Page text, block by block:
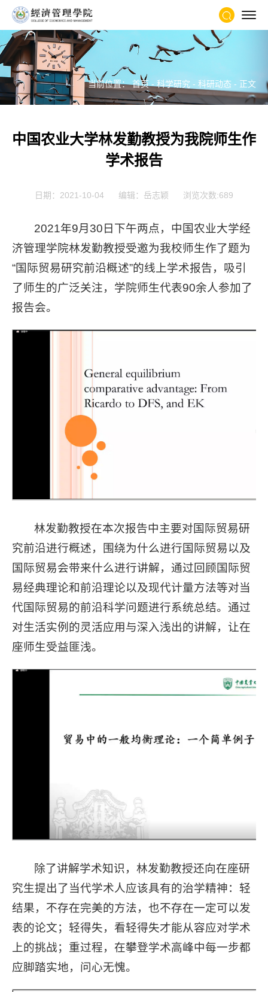
当前位置：首页- 科学研究 - 科研动态 - 正文
中国农业大学林发勤教授为我院师生作
学术报告
日期：2021-10-04 编辑：岳志颖 浏览次数:689
2021年9月30日下午两点，中国农业大学经
济管理学院林发勤教授受邀为我校师生作了题为
“国际贸易研究前沿概述”的线上学术报告，吸引
了师生的广泛关注，学院师生代表90余人参加了
报告会。
林发勤教授在本次报告中主要对国际贸易研
究前沿进行概述，围绕为什么进行国际贸易以及
国际贸易会带来什么进行讲解，通过回顾国际贸
易经典理论和前沿理论以及现代计量方法等对当
代国际贸易的前沿科学问题进行系统总结。通过
对生活实例的灵活应用与深入浅出的讲解，让在
座师生受益匪浅。
除了讲解学术知识，林发勤教授还向在座研
究生提出了当代学术人应该具有的治学精神：轻
结果，不存在完美的方法，也不存在一定可以发
表的论文；轻得失，看轻得失才能从容应对学术
上的挑战；重过程，在攀登学术高峰中每一步都
应脚踏实地，问心无愧。